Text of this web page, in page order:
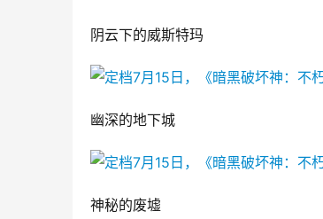
阴云下的威斯特玛
幽深的地下城
神秘的废墟